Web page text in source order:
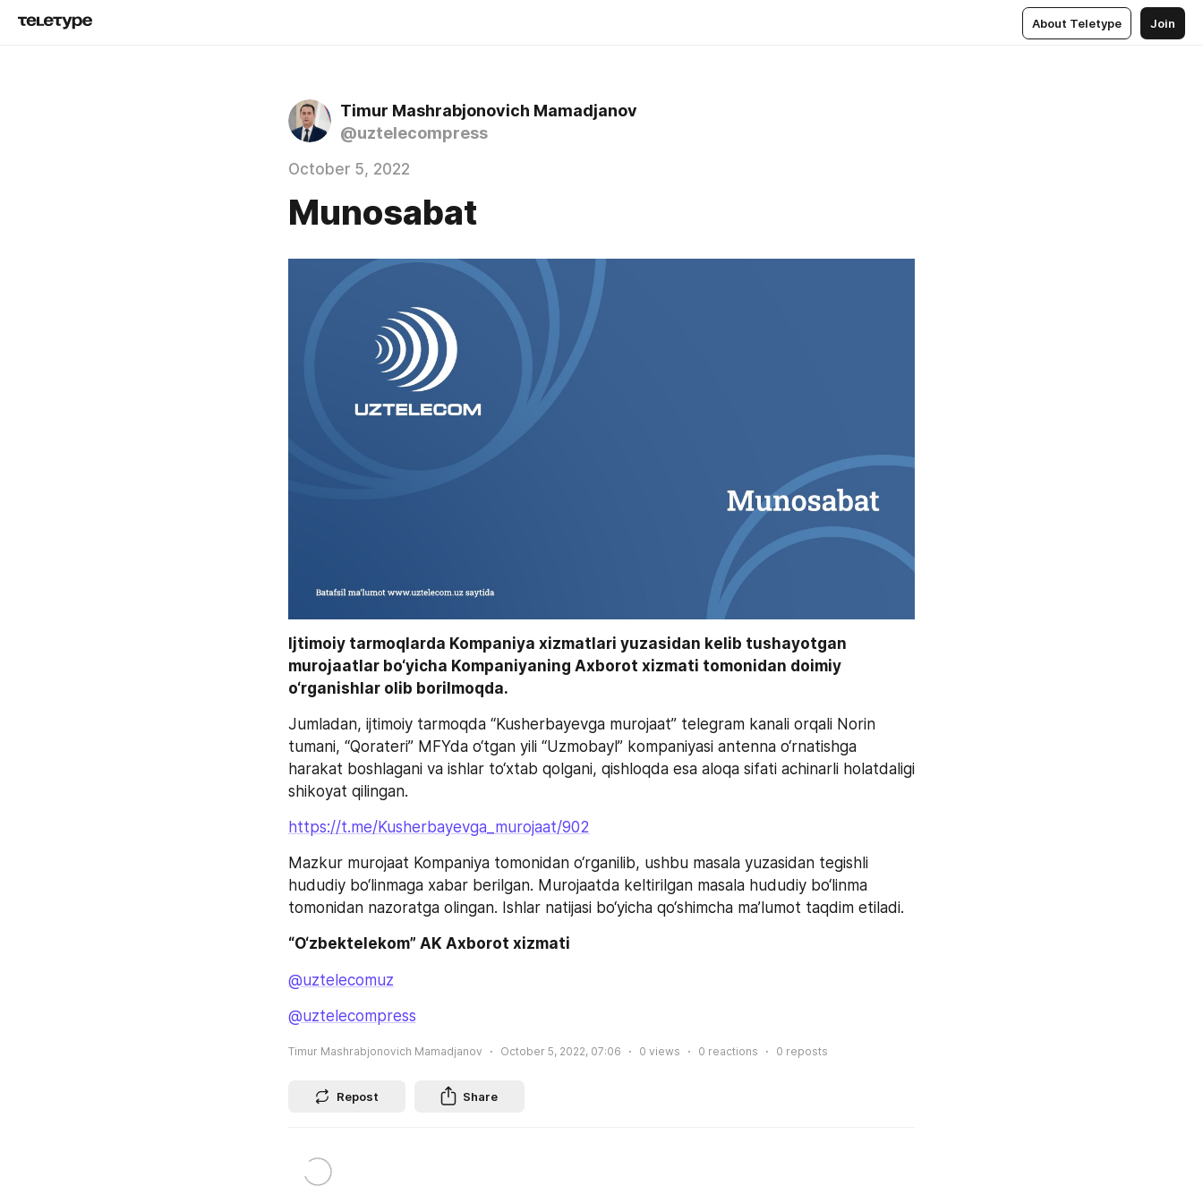
About Teletype Join
Timur Mashrabjonovich Mamadjanov
@uztelecompress
October 5, 2022
Munosabat
Ijtimoiy tarmoqlarda Kompaniya xizmatlari yuzasidan kelib tushayotgan
murojaatlar bo‘yicha Kompaniyaning Axborot xizmati tomonidan doimiy
o‘rganishlar olib borilmoqda.
Jumladan, ijtimoiy tarmoqda “Kusherbayevga murojaat” telegram kanali orqali Norin
tumani, “Qorateri” MFYda o‘tgan yili “Uzmobayl” kompaniyasi antenna o‘rnatishga
harakat boshlagani va ishlar to‘xtab qolgani, qishloqda esa aloqa sifati achinarli holatdaligi
shikoyat qilingan.
https://t.me/Kusherbayevga_murojaat/902
Mazkur murojaat Kompaniya tomonidan o‘rganilib, ushbu masala yuzasidan tegishli
hududiy bo‘linmaga xabar berilgan. Murojaatda keltirilgan masala hududiy bo‘linma
tomonidan nazoratga olingan. Ishlar natijasi bo‘yicha qo‘shimcha ma’lumot taqdim etiladi.
“O‘zbektelekom” AK Axborot xizmati
@uztelecomuz
@uztelecompress
Timur Mashrabjonovich Mamadjanov October 5, 2022, 07:06 0 views 0 reactions 0 reposts
Repost Share